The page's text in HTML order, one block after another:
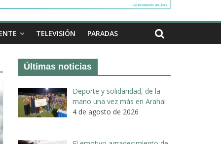
TELEVISIÓN PARADAS
Últimas noticias
Deporte y solidaridad, de la
mano una vez más en Arahal
4 de agosto de 2026